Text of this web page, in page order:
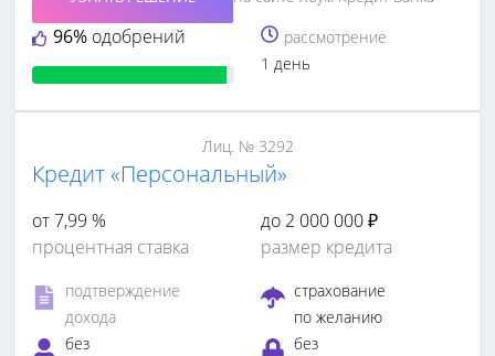
96% одобрений
рассмотрение
1 день
Лиц. № 3292
Кредит «Персональный»
от 7,99 %
процентная ставка
до 2 000 000 ₽
размер кредита
подтверждение
дохода
страхование
по желанию
без
без